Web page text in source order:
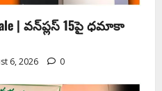
Sale | వన్‌ప్లస్ 15పై ధమాకా
6, 2026 0